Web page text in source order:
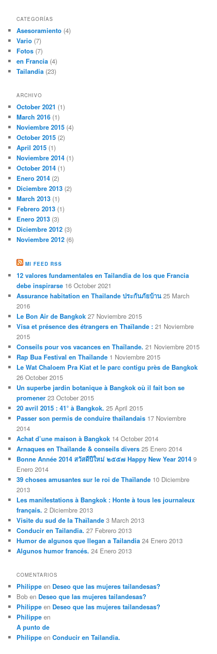
CATEGORÍAS
Asesoramiento (4)
Vario (7)
Fotos (7)
en Francia (4)
Tailandia (23)
ARCHIVO
October 2021 (1)
March 2016 (1)
Noviembre 2015 (4)
October 2015 (2)
April 2015 (1)
Noviembre 2014 (1)
October 2014 (1)
Enero 2014 (2)
Diciembre 2013 (2)
March 2013 (1)
Febrero 2013 (1)
Enero 2013 (3)
Diciembre 2012 (3)
Noviembre 2012 (6)
MI FEED RSS
12 valores fundamentales en Tailandia de los que Francia
debe inspirarse 16 October 2021
Assurance habitation en Thailande ประกันภัยบ้าน 25 March
2016
Le Bon Air de Bangkok 27 Noviembre 2015
Visa et présence des étrangers en Thaïlande : 21 Noviembre
2015
Conseils pour vos vacances en Thaïlande. 21 Noviembre 2015
Rap Bua Festival en Thaïlande 1 Noviembre 2015
Le Wat Chaloem Pra Kiat et le parc contigu près de Bangkok
26 October 2015
Un superbe jardin botanique à Bangkok où il fait bon se
promener 23 October 2015
20 avril 2015 : 41° à Bangkok. 25 April 2015
Passer son permis de conduire thaïlandais 17 Noviembre
2014
Achat d’une maison à Bangkok 14 October 2014
Arnaques en Thaïlande & conseils divers 25 Enero 2014
Bonne Année 2014 สวัสดีปีใหม่ ๒๕๕๗ Happy New Year 2014 9
Enero 2014
39 choses amusantes sur le roi de Thaïlande 10 Diciembre
2013
Les manifestations à Bangkok : Honte à tous les journaleux
français. 2 Diciembre 2013
Visite du sud de la Thaïlande 3 March 2013
Conducir en Tailandia. 27 Febrero 2013
Humor de algunos que llegan a Tailandia 24 Enero 2013
Algunos humor francés. 24 Enero 2013
COMENTARIOS
Philippe en Deseo que las mujeres tailandesas?
Bob en Deseo que las mujeres tailandesas?
Philippe en Deseo que las mujeres tailandesas?
Philippe en
A punto de
Philippe enConducir en Tailandia.